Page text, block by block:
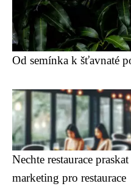
Od semínka k šťavnaté
Nechte restaurace
marketing pro restaurace